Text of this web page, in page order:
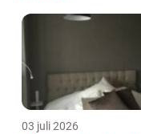
03 juli 2026